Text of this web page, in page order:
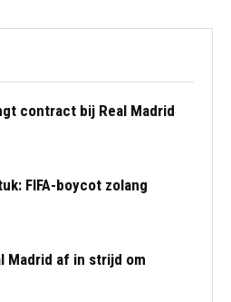
contract bij Real Madrid
FIFA-boycot zolang
Madrid af in strijd om